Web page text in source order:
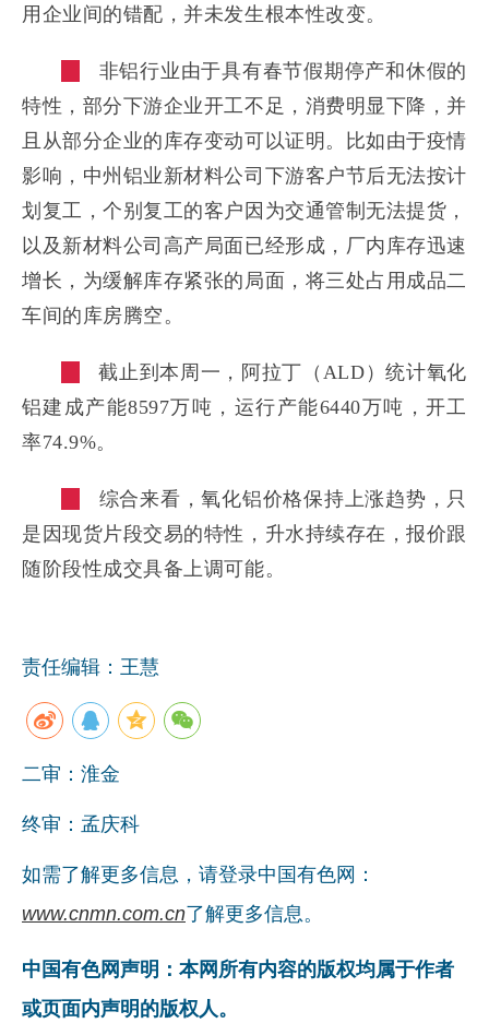
用企业间的错配，并未发生根本性改变。
非铝行业由于具有春节假期停产和休假的
特性，部分下游企业开工不足，消费明显下降，并
且从部分企业的库存变动可以证明。比如由于疫情
影响，中州铝业新材料公司下游客户节后无法按计
划复工，个别复工的客户因为交通管制无法提货，
以及新材料公司高产局面已经形成，厂内库存迅速
增长，为缓解库存紧张的局面，将三处占用成品二
车间的库房腾空。
截止到本周一，阿拉丁（ALD）统计氧化
铝建成产能8597万吨，运行产能6440万吨，开工
率74.9%。
综合来看，氧化铝价格保持上涨趋势，只
是因现货片段交易的特性，升水持续存在，报价跟
随阶段性成交具备上调可能。
责任编辑：王慧
二审：淮金
终审：孟庆科
如需了解更多信息，请登录中国有色网：
www.cnmn.com.cn了解更多信息。
中国有色网声明：本网所有内容的版权均属于作者
或页面内声明的版权人。